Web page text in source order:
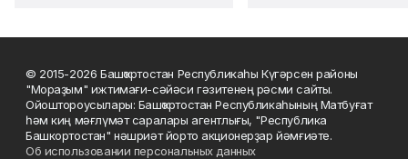
© 2015-2026 Башҡортостан Республикаһы Күгәрсен районы
"Мораҙым" ижтимағи-сәйәси гәзитенең рәсми сайты.
Ойоштороусылары: Башҡортостан Республикаһының Матбуғат
һәм киң мәғлүмәт саралары агентлығы, "Республика
Башкортостан" нәшриәт йорто акционерҙар йәмғиәте.
Об использовании персональных данных